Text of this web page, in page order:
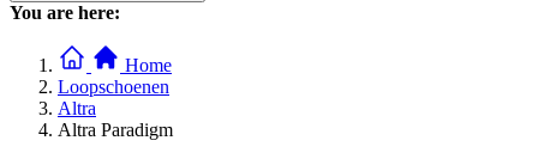
You are here:
Home
Loopschoenen
Altra
Altra Paradigm